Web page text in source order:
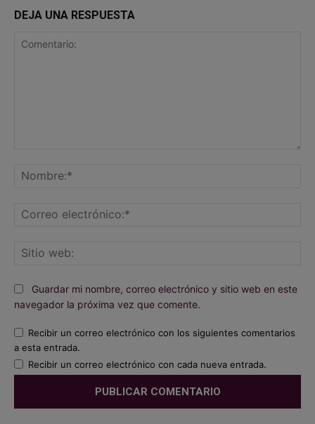
DEJA UNA RESPUESTA
Guardar mi nombre, correo electrónico y sitio web en este
navegador la próxima vez que comente.
Recibir un correo electrónico con los siguientes comentarios
a esta entrada.
Recibir un correo electrónico con cada nueva entrada.